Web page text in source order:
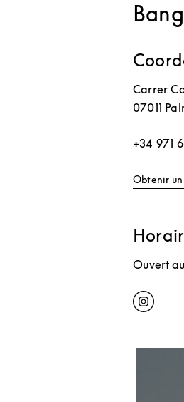
Carrer
07011
+34 971
Obtenir
Ouvert
Click to
Link